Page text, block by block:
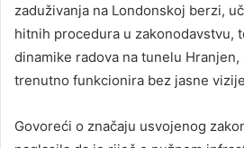
zaduživanja na Londonskoj berzi,
hitnih procedura u zakonodavstvu,
dinamike radova na tunelu
trenutno funkcionira bez jasne
Govoreći o značaju usvojenog